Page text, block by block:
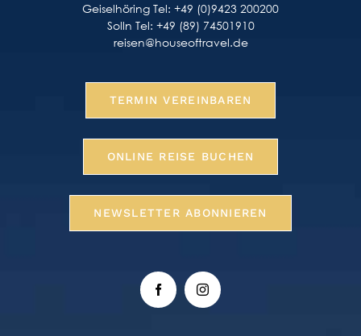
Geiselhöring Tel: +49 (0)9423 200200
Solln Tel: +49 (89) 74501910
reisen@houseoftravel.de
TERMIN VEREINBAREN
ONLINE REISE BUCHEN
NEWSLETTER ABONNIEREN